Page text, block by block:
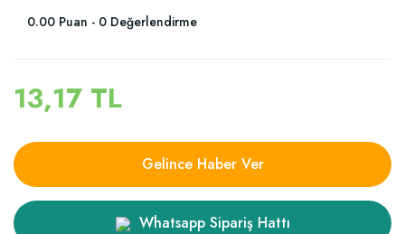
0.00 Puan - 0 Değerlendirme
13,17 TL
Gelince Haber Ver
Whatsapp Sipariş Hattı